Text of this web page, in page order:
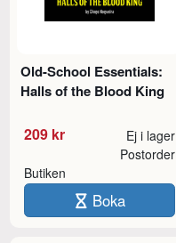
Old-School Essentials:
Halls of the Blood King
209 kr Ej i lager
Butiken
Postorder
Boka